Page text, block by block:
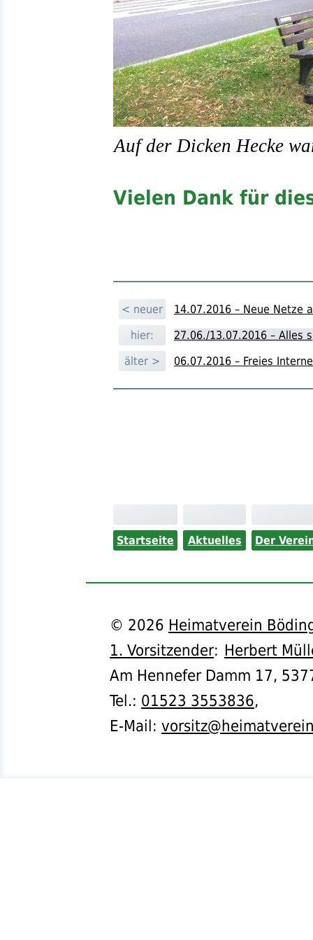
Auf der Dicken Hecke
Vielen Dank für
< neuer
14.07.2016 – Neue Netze
hier:
27.06./13.07.2016 – Alles
älter >
06.07.2016 – Freies
Startseite Aktuelles Der
© 2026 Heimatverein
1. Vorsitzender: Herbert
Am Hennefer Damm 17,
Tel.: 01523 3553836,
E-Mail: